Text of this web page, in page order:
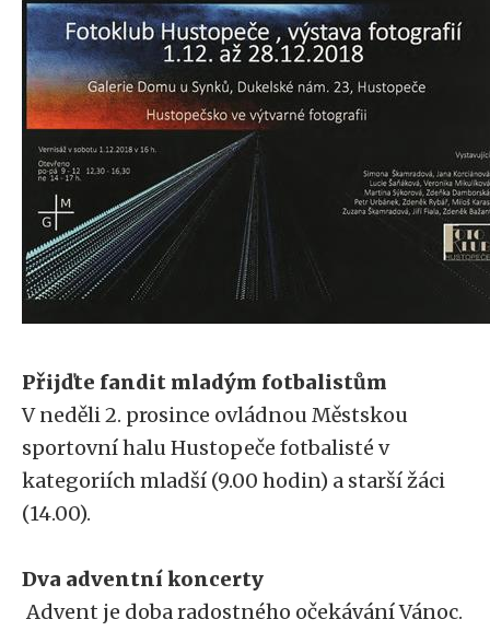
Přijďte fandit mladým fotbalistům
V neděli 2. prosince ovládnou Městskou
sportovní halu Hustopeče fotbalisté v
kategoriích mladší (9.00 hodin) a starší žáci
(14.00).
Dva adventní koncerty
Advent je doba radostného očekávání Vánoc.